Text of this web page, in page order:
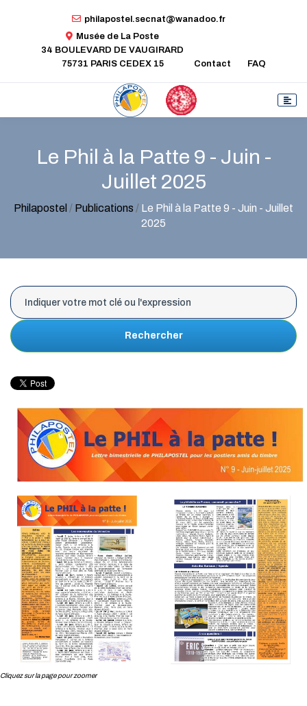
philapostel.secnat@wanadoo.fr
Musée de La Poste
34 BOULEVARD DE VAUGIRARD
75731 PARIS CEDEX 15
Contact FAQ
Le Phil à la Patte 9 - Juin -
Juillet 2025
Philapostel / Publications / Le Phil à la Patte 9 - Juin - Juillet
2025
Rechercher
Cliquez sur la page pour zoomer